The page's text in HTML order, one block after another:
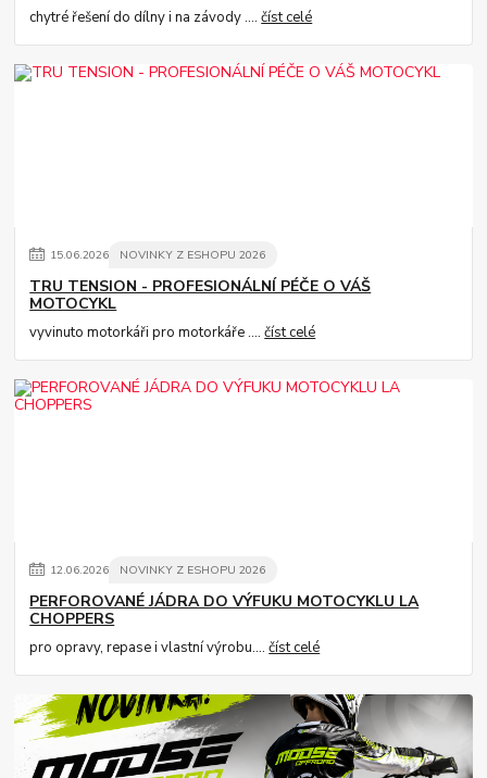
chytré řešení do dílny i na závody ....číst celé
15.06.2026 NOVINKY Z ESHOPU 2026
TRU TENSION - PROFESIONÁLNÍ PÉČE O VÁŠ
MOTOCYKL
vyvinuto motorkáři pro motorkáře ....číst celé
12.06.2026 NOVINKY Z ESHOPU 2026
PERFOROVANÉ JÁDRA DO VÝFUKU MOTOCYKLU LA
CHOPPERS
pro opravy, repase i vlastní výrobu....číst celé